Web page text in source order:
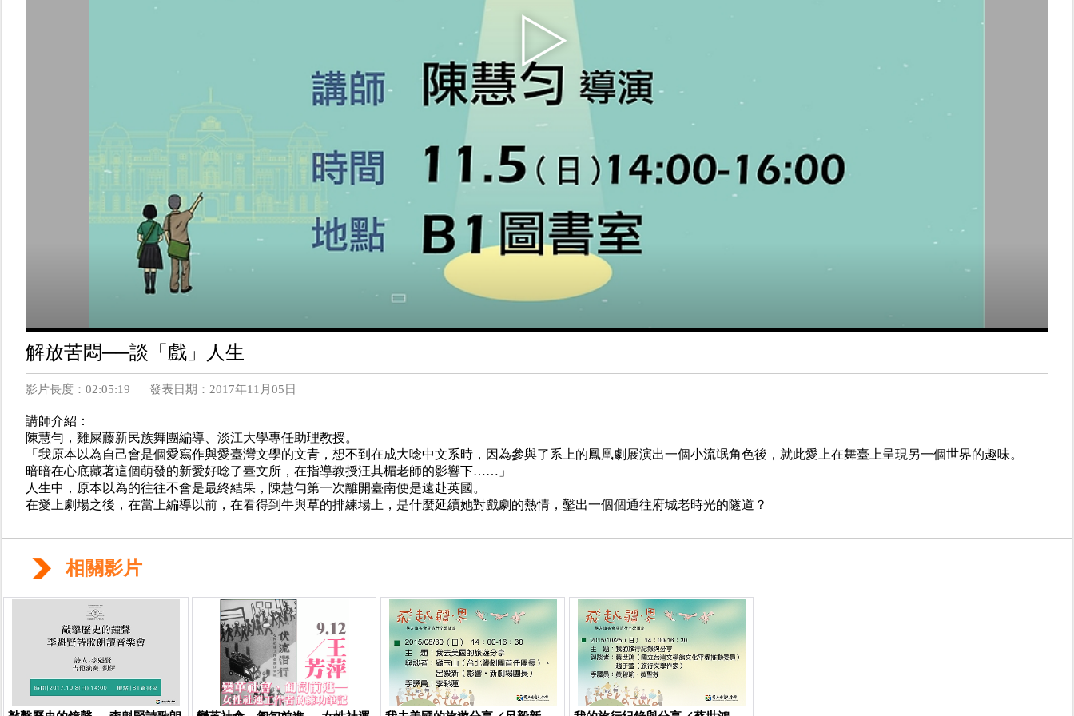
解放苦悶──談「戲」人生
影片長度：02:05:19 發表日期：2017年11月05日
講師介紹：
陳慧勻，雞屎藤新民族舞團編導、淡江大學專任助理教授。
「我原本以為自己會是個愛寫作與愛臺灣文學的文青，想不到在成大唸中文系時，因為參與了系上的鳳凰劇展演出一個小流氓角色後，就此愛上在舞臺上呈現另一個世界的趣味。
暗暗在心底藏著這個萌發的新愛好唸了臺文所，在指導教授汪其楣老師的影響下……」
人生中，原本以為的往往不會是最終結果，陳慧勻第一次離開臺南便是遠赴英國。
在愛上劇場之後，在當上編導以前，在看得到牛與草的排練場上，是什麼延續她對戲劇的熱情，鑿出一個個通往府城老時光的隧道？
相關影片